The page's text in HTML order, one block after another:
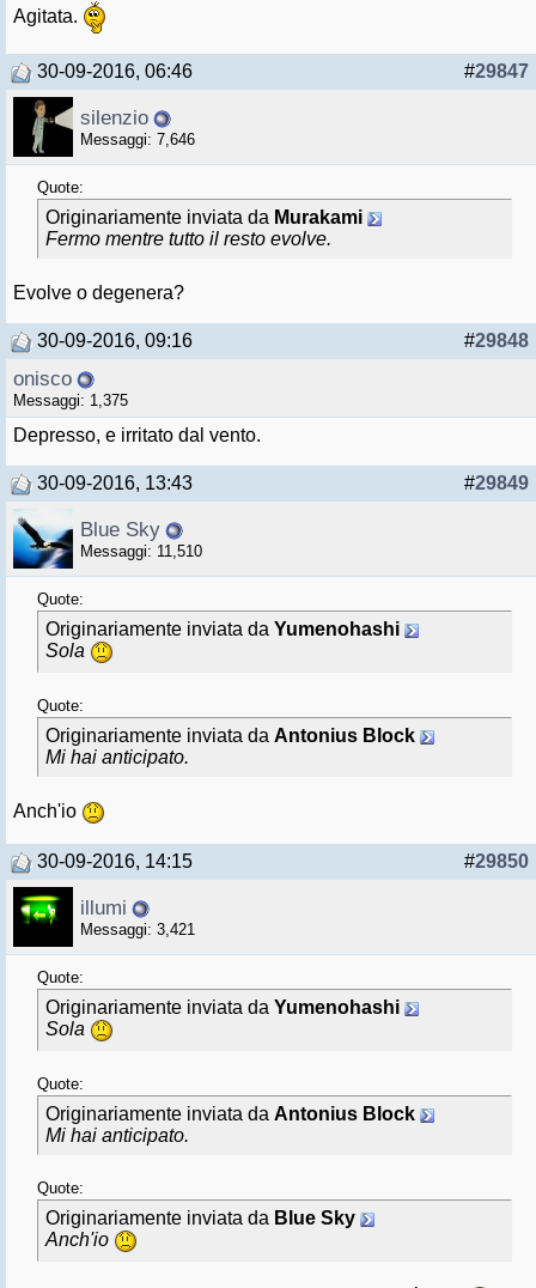
Agitata.
#29847
30-09-2016, 06:46
silenzio
Messaggi: 7,646
Quote:
Originariamente inviata da Murakami
Fermo mentre tutto il resto evolve.
Evolve o degenera?
#29848
30-09-2016, 09:16
onisco
Messaggi: 1,375
Depresso, e irritato dal vento.
#29849
30-09-2016, 13:43
Blue Sky
Messaggi: 11,510
Quote:
Originariamente inviata da Yumenohashi
Sola
Quote:
Originariamente inviata da Antonius Block
Mi hai anticipato.
Anch'io
#29850
30-09-2016, 14:15
illumi
Messaggi: 3,421
Quote:
Originariamente inviata da Yumenohashi
Sola
Quote:
Originariamente inviata da Antonius Block
Mi hai anticipato.
Quote:
Originariamente inviata da Blue Sky
Anch'io